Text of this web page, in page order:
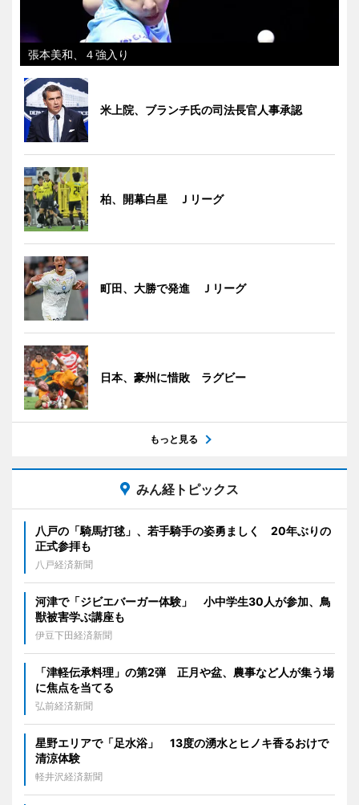
張本美和、４強入り
米上院、ブランチ氏の司法長官人事承認
柏、開幕白星 Ｊリーグ
町田、大勝で発進 Ｊリーグ
日本、豪州に惜敗 ラグビー
もっと見る
みん経トピックス
八戸の「騎馬打毬」、若手騎手の姿勇ましく 20年ぶりの
正式参拝も
八戸経済新聞
河津で「ジビエバーガー体験」 小中学生30人が参加、鳥
獣被害学ぶ講座も
伊豆下田経済新聞
「津軽伝承料理」の第2弾 正月や盆、農事など人が集う場
に焦点を当てる
弘前経済新聞
星野エリアで「足水浴」 13度の湧水とヒノキ香るおけで
清涼体験
軽井沢経済新聞